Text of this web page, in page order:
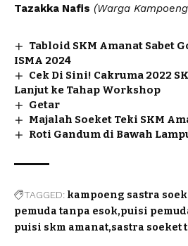
Tazakka Nafis (Warga Kampoeng
Tabloid SKM Amanat Sabet
ISMA 2024
Cek Di Sini! Cakruma 2022
Lanjut ke Tahap Workshop
Getar
Majalah Soeket Teki SKM
Roti Gandum di Bawah
TAGGED: kampoeng sastra
pemuda tanpa esok puisi
puisi skm amanat sastra soeket